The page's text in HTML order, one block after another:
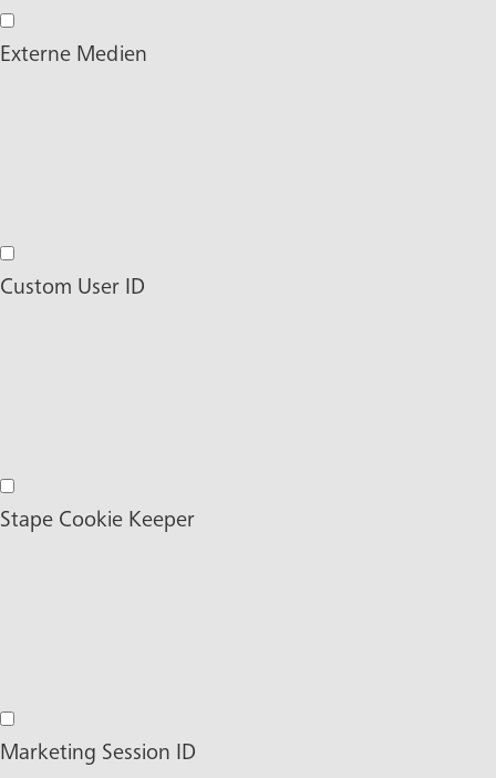
Hotjar Marketing Cookies
Externe Medien
Externe Medien
Custom User ID
Custom User ID
Stape Cookie Keeper
Stape Cookie Keeper
Marketing Session ID